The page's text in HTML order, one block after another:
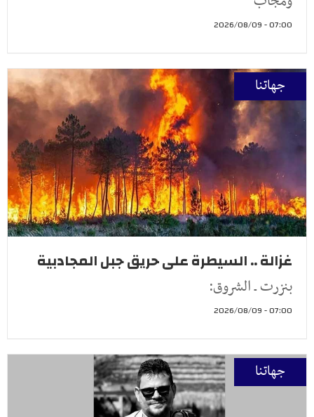
07:00 - 2026/08/09
جهاتنا
غزالة .. السيطرة على حريق جبل المجادبية
بنزرت ـ الشروق:
07:00 - 2026/08/09
جهاتنا